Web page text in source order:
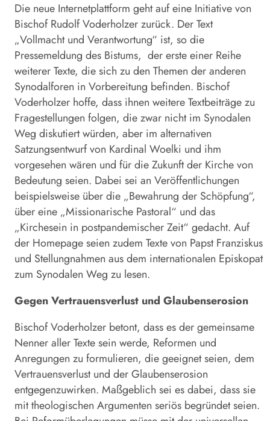
Die neue Internetplattform geht auf eine Initiative von
Bischof Rudolf Voderholzer zurück. Der Text
„Vollmacht und Verantwortung“ ist, so die
Pressemeldung des Bistums, der erste einer Reihe
weiterer Texte, die sich zu den Themen der anderen
Synodalforen in Vorbereitung befinden. Bischof
Voderholzer hoffe, dass ihnen weitere Textbeiträge zu
Fragestellungen folgen, die zwar nicht im Synodalen
Weg diskutiert würden, aber im alternativen
Satzungsentwurf von Kardinal Woelki und ihm
vorgesehen wären und für die Zukunft der Kirche von
Bedeutung seien. Dabei sei an Veröffentlichungen
beispielsweise über die „Bewahrung der Schöpfung“,
über eine „Missionarische Pastoral“ und das
„Kirchesein in postpandemischer Zeit“ gedacht. Auf
der Homepage seien zudem Texte von Papst Franziskus
und Stellungnahmen aus dem internationalen Episkopat
zum Synodalen Weg zu lesen.
Gegen Vertrauensverlust und Glaubenserosion
Bischof Voderholzer betont, dass es der gemeinsame
Nenner aller Texte sein werde, Reformen und
Anregungen zu formulieren, die geeignet seien, dem
Vertrauensverlust und der Glaubenserosion
entgegenzuwirken. Maßgeblich sei es dabei, dass sie
mit theologischen Argumenten seriös begründet seien.